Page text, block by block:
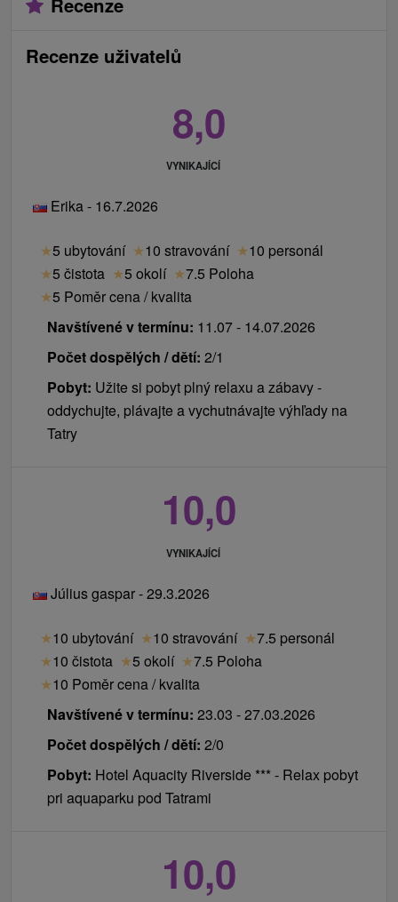
ZDARMA.
Platí se na místě při příjezdu na recepci.
místní poplatek 0,70 € / osoba / noc
16.00 hod 20 € / dospělá osoba
oběd 15 € / osoba
V dvoulůžkovém pokoji musí obě ubytovány osoby
splňovat věk od 55 let.
Recenze uživatelů
8,0
VYNIKAJÍCÍ
Erika - 16.7.2026
★5 ubytování ★10 stravování ★10 personál
★5 čistota ★5 okolí ★7.5 Poloha
★5 Poměr cena / kvalita
Navštívené v termínu: 11.07 - 14.07.2026
Počet dospělých / dětí: 2/1
Pobyt: Užite si pobyt plný relaxu a zábavy -
oddychujte, plávajte a vychutnávajte výhľady na
Tatry
10,0
VYNIKAJÍCÍ
Július gaspar - 29.3.2026
★10 ubytování ★10 stravování ★7.5 personál
★10 čistota ★5 okolí ★7.5 Poloha
★10 Poměr cena / kvalita
Navštívené v termínu: 23.03 - 27.03.2026
Počet dospělých / dětí: 2/0
Pobyt: Hotel Aquacity Riverside *** - Relax pobyt
pri aquaparku pod Tatrami
10,0